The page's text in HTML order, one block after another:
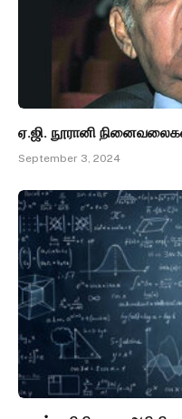
ஏ.ஜி. நூரானி
September 3, 2024